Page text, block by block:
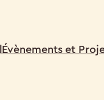
Évènements et